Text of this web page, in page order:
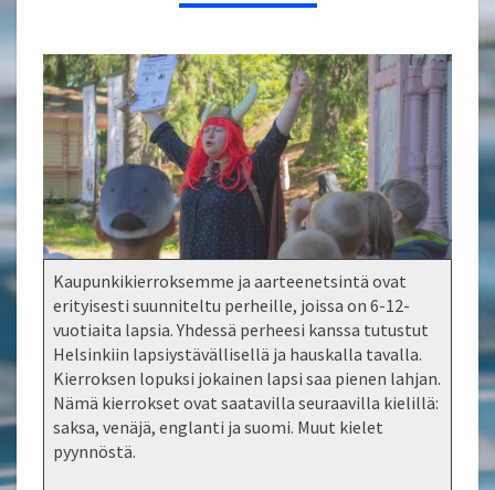
Kaupunkikierroksemme ja aarteenetsintä ovat
erityisesti suunniteltu perheille, joissa on 6-12-
vuotiaita lapsia. Yhdessä perheesi kanssa tutustut
Helsinkiin lapsiystävällisellä ja hauskalla tavalla.
Kierroksen lopuksi jokainen lapsi saa pienen lahjan.
Nämä kierrokset ovat saatavilla seuraavilla kielillä:
saksa, venäjä, englanti ja suomi. Muut kielet
pyynnöstä.